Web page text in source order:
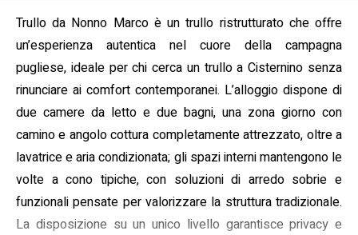
Trullo da Nonno Marco è un trullo ristrutturato che offre
un’esperienza autentica nel cuore della campagna
pugliese, ideale per chi cerca un trullo a Cisternino senza
rinunciare ai comfort contemporanei. L’alloggio dispone di
due camere da letto e due bagni, una zona giorno con
camino e angolo cottura completamente attrezzato, oltre a
lavatrice e aria condizionata; gli spazi interni mantengono le
volte a cono tipiche, con soluzioni di arredo sobrie e
funzionali pensate per valorizzare la struttura tradizionale.
La disposizione su un unico livello garantisce privacy e